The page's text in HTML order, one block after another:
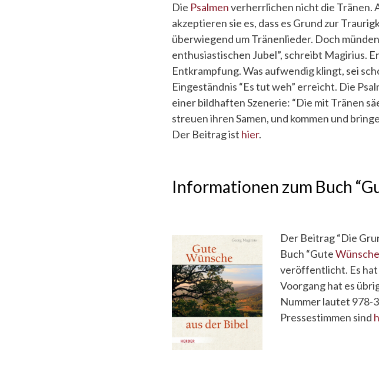
Die Psalmenverherrlichen nicht die Tränen.
akzeptieren sie es, dass es Grund zur
überwiegend um Tränenlieder. Doch
enthusiastischen Jubel”, schreibt Magirius.
Entkrampfung. Was aufwendig klingt, sei
Eingeständnis “Es tut weh” erreicht. Die
einer bildhaften Szenerie: “Die mit Tränen
streuen ihren Samen, und kommen und
Der Beitrag ist hier.
Informationen zum Buch
Der Beitrag “Die
Buch “GuteWünsche
veröffentlicht. Es hat
Voorgang hat es
Nummer lautet 978-
Pressestimmen sind